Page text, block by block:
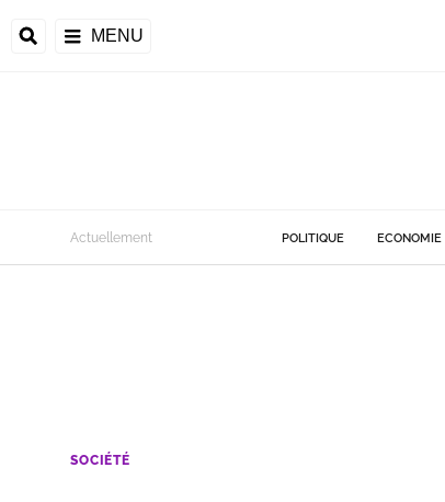
MENU
Actuellement POLITIQUE ECONOMIE
SOCIÉTÉ